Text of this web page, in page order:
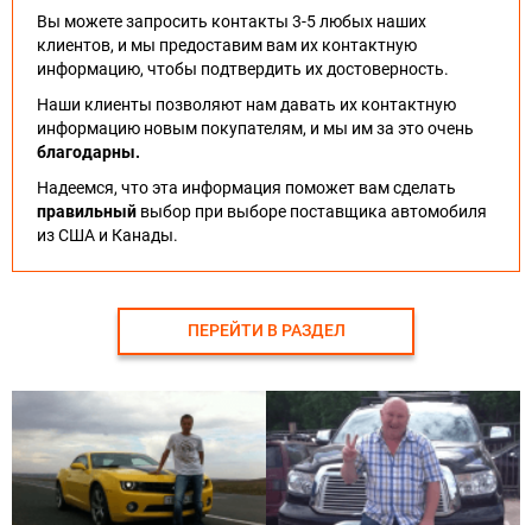
Вы можете запросить контакты 3-5 любых наших
клиентов, и мы предоставим вам их контактную
информацию, чтобы подтвердить их достоверность.
Наши клиенты позволяют нам давать их контактную
информацию новым покупателям, и мы им за это очень
благодарны.
Надеемся, что эта информация поможет вам сделать
правильный выбор при выборе поставщика автомобиля
из США и Канады.
ПЕРЕЙТИ В РАЗДЕЛ